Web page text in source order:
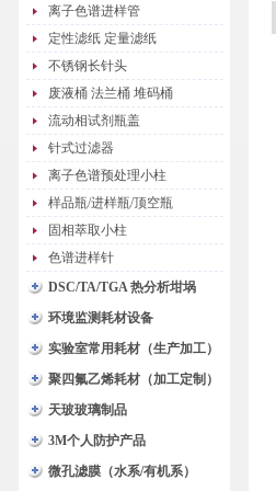
离子色谱进样管
定性滤纸 定量滤纸
不锈钢长针头
废液桶 法兰桶 堆码桶
流动相试剂瓶盖
针式过滤器
离子色谱预处理小柱
样品瓶/进样瓶/顶空瓶
固相萃取小柱
色谱进样针
DSC/TA/TGA 热分析坩埚
环境监测耗材设备
实验室常用耗材（生产加工）
聚四氟乙烯耗材（加工定制）
天玻玻璃制品
3M个人防护产品
微孔滤膜（水系/有机系）